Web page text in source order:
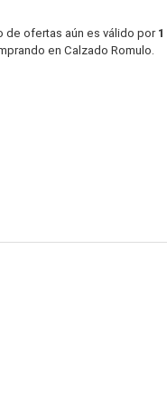
de ofertas aún es válido por 1
en Calzado Romulo.